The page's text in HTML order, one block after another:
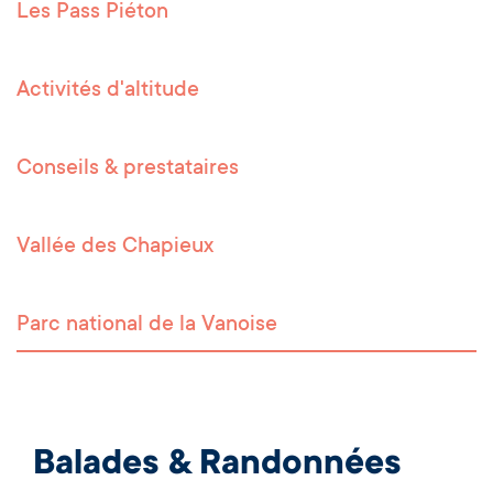
Les Pass Piéton
Activités d'altitude
Conseils & prestataires
Vallée des Chapieux
Parc national de la Vanoise
Balades & Randonnées